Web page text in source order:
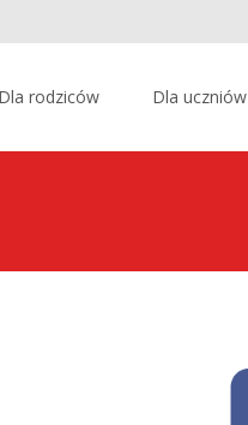
Dla rodziców Dla uczniów